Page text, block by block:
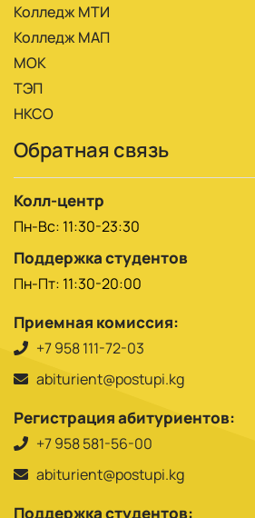
Колледж МТИ
Колледж МАП
МОК
ТЭП
НКСО
Обратная связь
Колл-центр
Пн-Вс: 11:30-23:30
Поддержка студентов
Пн-Пт: 11:30-20:00
Приемная комиссия:
+7 958 111-72-03
abiturient@postupi.kg
Регистрация абитуриентов:
+7 958 581-56-00
abiturient@postupi.kg
Поддержка студентов: